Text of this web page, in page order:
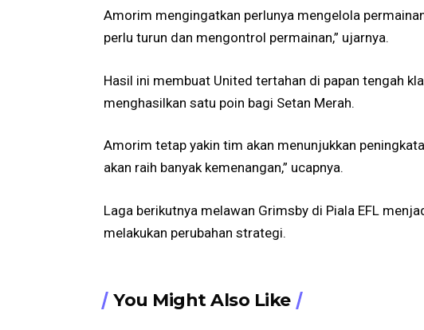
Amorim mengingatkan perlunya mengelola
perlu turun dan mengontrol permainan,” ujarnya.
Hasil ini membuat United tertahan di papan tengah
menghasilkan satu poin bagi Setan Merah.
Amorim tetap yakin tim akan menunjukkan
akan raih banyak kemenangan,” ucapnya.
Laga berikutnya melawan Grimsby di Piala EFL
melakukan perubahan strategi.
You Might Also Like